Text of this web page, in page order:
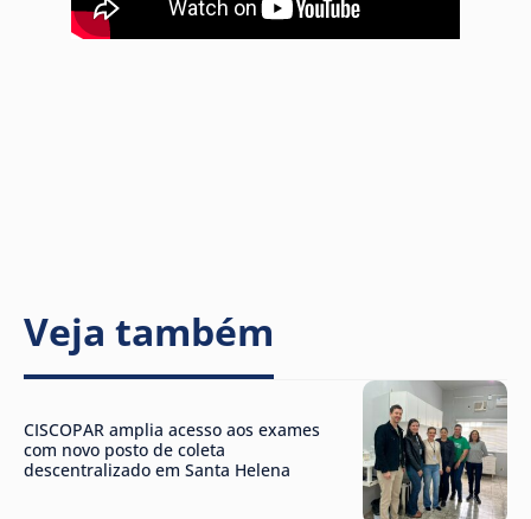
Veja também
CISCOPAR amplia acesso aos exames
com novo posto de coleta
descentralizado em Santa Helena